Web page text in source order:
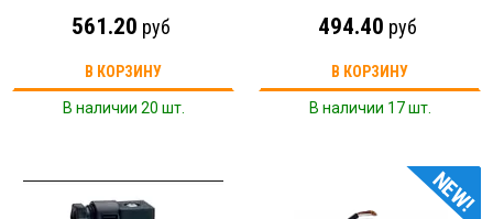
561.20 руб
В КОРЗИНУ
В наличии 20 шт.
494.40 руб
В КОРЗИНУ
В наличии 17 шт.
NEW!